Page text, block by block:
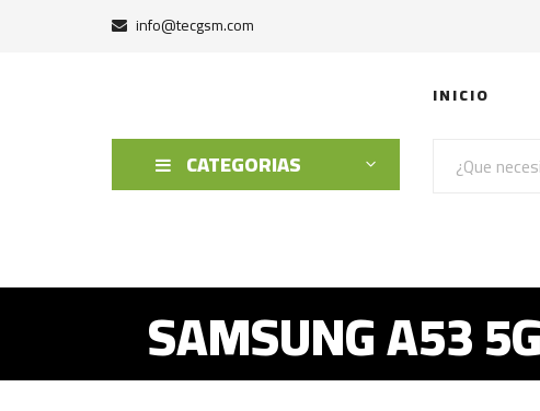
info@tecgsm.com
INICIO
CATEGORIAS
SAMSUNG A53